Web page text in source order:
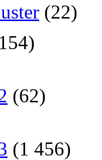
(22)
(62)
(1 456)